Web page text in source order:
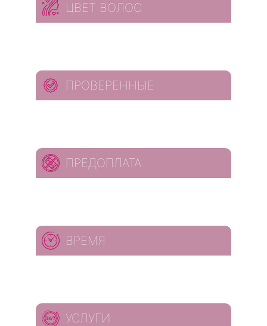
ЦВЕТ ВОЛОС
ПРОВЕРЕННЫЕ
ПРЕДОПЛАТА
ВРЕМЯ
УСЛУГИ